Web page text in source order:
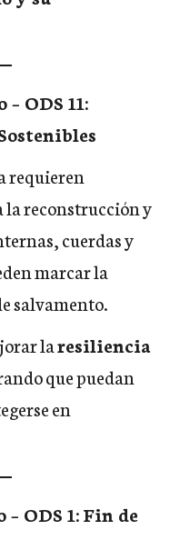
ODS 11:
requieren
la reconstrucción y
cuerdas y
marcar la
salvamento.
laresiliencia
que puedan
en
ODS 1: Fin de